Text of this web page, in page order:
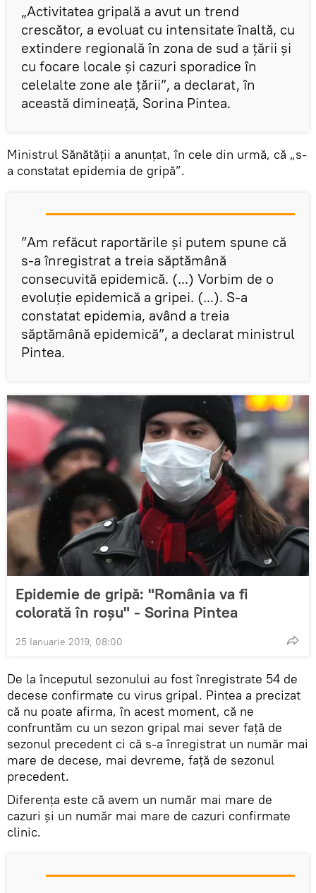
„Activitatea gripală a avut un trend
crescător, a evoluat cu intensitate înaltă, cu
extindere regională în zona de sud a ţării şi
cu focare locale şi cazuri sporadice în
celelalte zone ale ţării”, a declarat, în
această dimineaţă, Sorina Pintea.
Ministrul Sănătății a anunțat, în cele din urmă, că „s-
a constatat epidemia de gripă”.
”Am refăcut raportările şi putem spune că
s-a înregistrat a treia săptămână
consecuvită epidemică. (...) Vorbim de o
evoluţie epidemică a gripei. (...). S-a
constatat epidemia, având a treia
săptămână epidemică”, a declarat ministrul
Pintea.
Epidemie de gripă: "România va fi
colorată în roşu" - Sorina Pintea
25 Ianuarie 2019, 08:00
De la începutul sezonului au fost înregistrate 54 de
decese confirmate cu virus gripal. Pintea a precizat
că nu poate afirma, în acest moment, că ne
confruntăm cu un sezon gripal mai sever faţă de
sezonul precedent ci că s-a înregistrat un număr mai
mare de decese, mai devreme, faţă de sezonul
precedent.
Diferenţa este că avem un număr mai mare de
cazuri şi un număr mai mare de cazuri confirmate
clinic.